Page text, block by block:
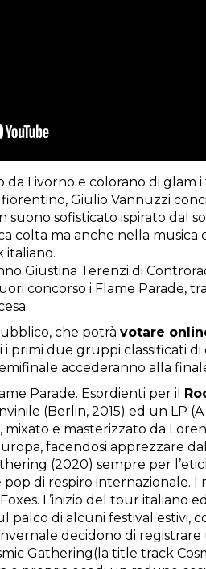
Livorno e colorano di
fiorentino, Giulio Vannuzzi
suono sofisticato ispirato dal
colta ma anche nella
italiano.
Giustina Terenzi di
concorso i Flame Parade,
che potrà votare
primi due gruppi classificati
accederanno alla
Parade. Esordienti per il
(Berlin, 2015) ed un LP
mixato e masterizzato da
facendosi apprezzare
(2020) sempre per
di respiro internazionale.
L’inizio del tour italiano
palco di alcuni festival estivi,
decidono di
Gathering(la title track